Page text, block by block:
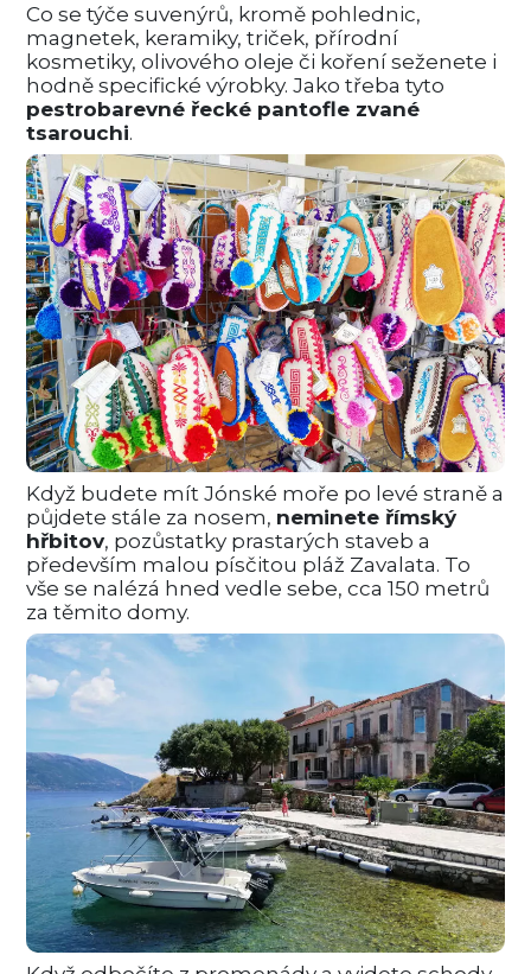
Co se týče suvenýrů, kromě pohlednic,
magnetek, keramiky, triček, přírodní
kosmetiky, olivového oleje či koření seženete i
hodně specifické výrobky. Jako třeba tyto
pestrobarevné řecké pantofle zvané
tsarouchi.
Když budete mít Jónské moře po levé straně a
půjdete stále za nosem, neminete římský
hřbitov, pozůstatky prastarých staveb a
především malou písčitou pláž Zavalata. To
vše se nalézá hned vedle sebe, cca 150 metrů
za těmito domy.